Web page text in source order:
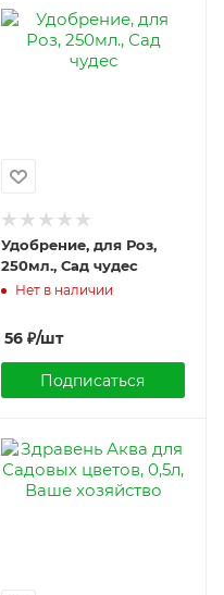
Удобрение, для Роз,
250мл., Сад чудес
Нет в наличии
56₽/шт
Подписаться